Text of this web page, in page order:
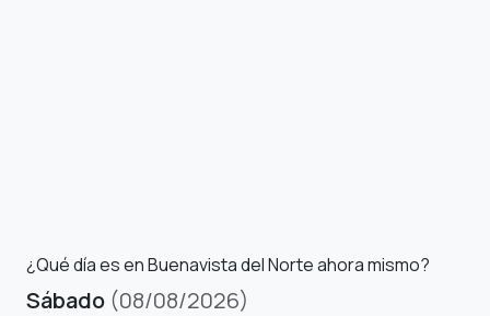
¿Qué día es en Buenavista del Norte ahora mismo?
Sábado (08/08/2026)